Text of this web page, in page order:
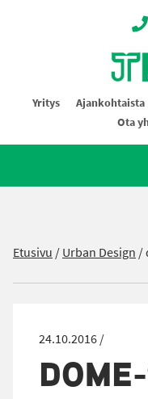
Oy J-
Yritys Ajankohtaista
Ota
Etusivu /Urban Design /
24.10.2016 /